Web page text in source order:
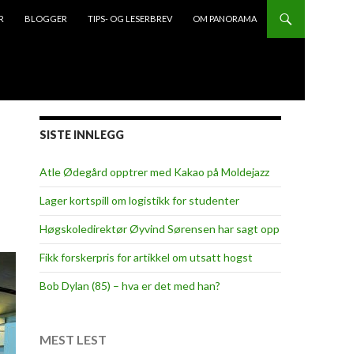
BLOGGER TIPS- OG LESERBREV OM PANORAMA
SISTE INNLEGG
Atle Ødegård opptrer med Kakao på Moldejazz
Lager kortspill om logistikk for studenter
Høgskoledirektør Øyvind Sørensen har sagt opp
Fikk forskerpris for artikkel om utsatt hogst
Bob Dylan (85) – hva er det med han?
MEST LEST